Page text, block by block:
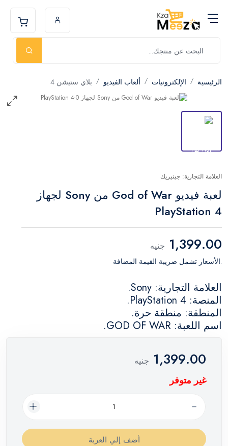
الرئيسية الإلكترونيات ألعاب الفيديو بلاي ستيشن 4
العلامة التجارية: جينيريك
لعبة فيديو God of War من Sony لجهاز
PlayStation 4
1,399.00 جنيه
.الأسعار تشمل ضريبة القيمة المضافة
العلامة التجارية: Sony.
المنصة: PlayStation 4.
المنطقة: منطقة حرة.
اسم اللعبة: GOD OF WAR.
1,399.00 جنيه
غير متوفر
أضف إلي العربة